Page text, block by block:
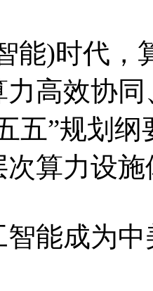
)时代，算
高效协
五”规划
算力设
成为中